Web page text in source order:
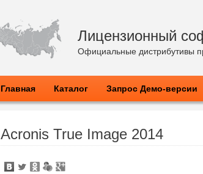
Лицензионный
Официальные дистрибутивы
Главная Каталог Запрос Демо-версии
Acronis True Image 2014